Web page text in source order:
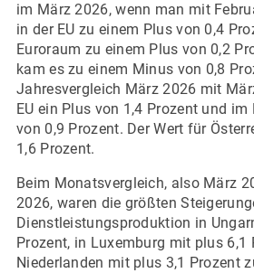
im März 2026, wenn man mit
in der EU zu einem Plus von 0,4
Euroraum zu einem Plus von 0,2
kam es zu einem Minus von 0,8
Jahresvergleich März 2026 mit
EU ein Plus von 1,4 Prozent und im
von 0,9 Prozent. Der Wert für
1,6 Prozent.
Beim Monatsvergleich, also März
2026, waren die größten
Dienstleistungsproduktion in
Prozent, in Luxemburg mit plus 6,1
Niederlanden mit plus 3,1 Prozent